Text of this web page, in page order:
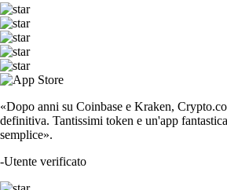
«Dopo anni su Coinbase e Kraken,
definitiva. Tantissimi token e un'app
semplice».
-Utente verificato